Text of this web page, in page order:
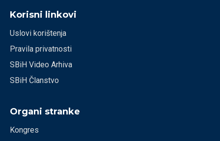
Korisni linkovi
Uslovi korištenja
Pravila privatnosti
SBiH Video Arhiva
SBiH Članstvo
Organi stranke
Kongres